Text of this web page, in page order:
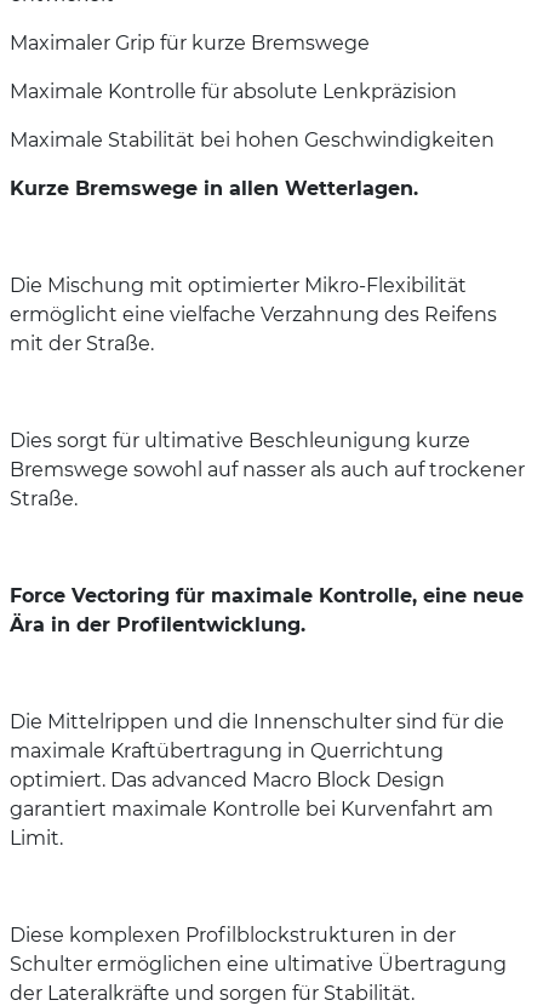
Maximaler Grip für kurze Bremswege
Maximale Kontrolle für absolute Lenkpräzision
Maximale Stabilität bei hohen Geschwindigkeiten
Kurze Bremswege in allen Wetterlagen.
Die Mischung mit optimierter Mikro-Flexibilität
ermöglicht eine vielfache Verzahnung des Reifens
mit der Straße.
Dies sorgt für ultimative Beschleunigung kurze
Bremswege sowohl auf nasser als auch auf trockener
Straße.
Force Vectoring für maximale Kontrolle, eine neue
Ära in der Profilentwicklung.
Die Mittelrippen und die Innenschulter sind für die
maximale Kraftübertragung in Querrichtung
optimiert. Das advanced Macro Block Design
garantiert maximale Kontrolle bei Kurvenfahrt am
Limit.
Diese komplexen Profilblockstrukturen in der
Schulter ermöglichen eine ultimative Übertragung
der Lateralkräfte und sorgen für Stabilität.